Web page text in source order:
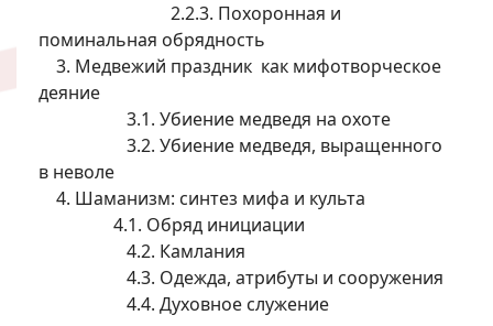
2.2.3. Похоронная и
поминальная обрядность
3. Медвежий праздник как мифотворческое
деяние
3.1. Убиение медведя на охоте
3.2. Убиение медведя, выращенного
в неволе
4. Шаманизм: синтез мифа и культа
4.1. Обряд инициации
4.2. Камлания
4.3. Одежда, атрибуты и сооружения
4.4. Духовное служение